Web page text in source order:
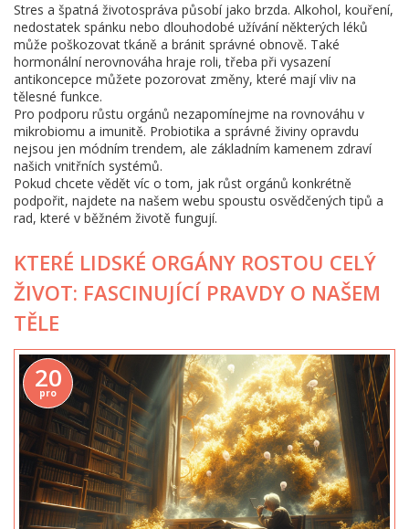
Stres a špatná životospráva působí jako brzda. Alkohol, kouření,
nedostatek spánku nebo dlouhodobé užívání některých léků
může poškozovat tkáně a bránit správné obnově. Také
hormonální nerovnováha hraje roli, třeba při vysazení
antikoncepce můžete pozorovat změny, které mají vliv na
tělesné funkce.
Pro podporu růstu orgánů nezapomínejme na rovnováhu v
mikrobiomu a imunitě. Probiotika a správné živiny opravdu
nejsou jen módním trendem, ale základním kamenem zdraví
našich vnitřních systémů.
Pokud chcete vědět víc o tom, jak růst orgánů konkrétně
podpořit, najdete na našem webu spoustu osvědčených tipů a
rad, které v běžném životě fungují.
KTERÉ LIDSKÉ ORGÁNY ROSTOU CELÝ
ŽIVOT: FASCINUJÍCÍ PRAVDY O NAŠEM
TĚLE
20
pro